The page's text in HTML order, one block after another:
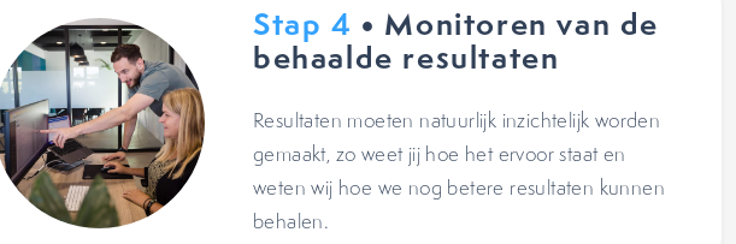
Stap 4 • Monitoren van de
behaalde resultaten
Resultaten moeten natuurlijk inzichtelijk worden
gemaakt, zo weet jij hoe het ervoor staat en
weten wij hoe we nog betere resultaten kunnen
behalen.